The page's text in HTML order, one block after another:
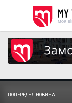
ПОПЕРЕДНЯ НОВИНА